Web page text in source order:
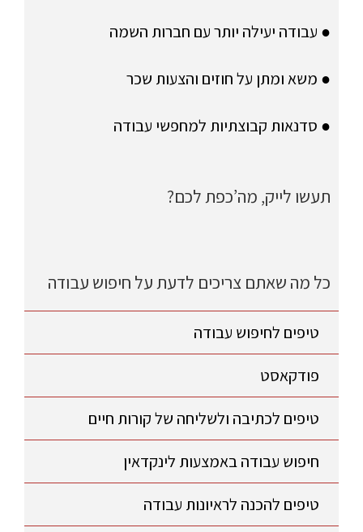
● עבודה יעילה יותר עם חברות השמה
● משא ומתן על חוזים והצעות שכר
● סדנאות קבוצתיות למחפשי עבודה
תעשו לייק, מה’כפת לכם?
כל מה שאתם צריכים לדעת על חיפוש עבודה
טיפים לחיפוש עבודה
פודקאסט
טיפים לכתיבה ולשליחה של קורות חיים
חיפוש עבודה באמצעות לינקדאין
טיפים להכנה לראיונות עבודה